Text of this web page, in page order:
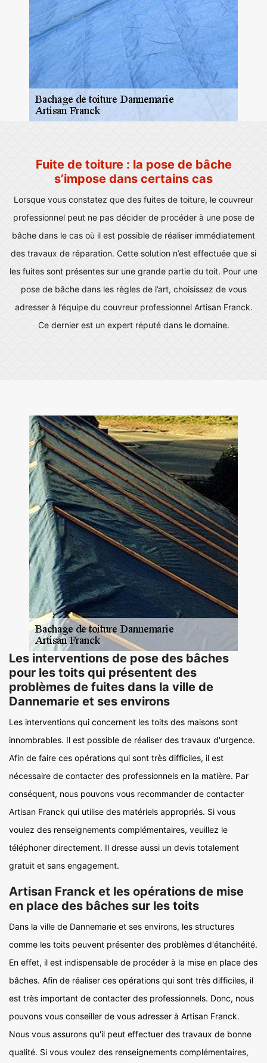
Fuite de toiture : la pose de bâche
s’impose dans certains cas
Lorsque vous constatez que des fuites de toiture, le couvreur
professionnel peut ne pas décider de procéder à une pose de
bâche dans le cas où il est possible de réaliser immédiatement
des travaux de réparation. Cette solution n’est effectuée que si
les fuites sont présentes sur une grande partie du toit. Pour une
pose de bâche dans les règles de l’art, choisissez de vous
adresser à l’équipe du couvreur professionnel Artisan Franck.
Ce dernier est un expert réputé dans le domaine.
Les interventions de pose des bâches
pour les toits qui présentent des
problèmes de fuites dans la ville de
Dannemarie et ses environs
Les interventions qui concernent les toits des maisons sont
innombrables. Il est possible de réaliser des travaux d'urgence.
Afin de faire ces opérations qui sont très difficiles, il est
nécessaire de contacter des professionnels en la matière. Par
conséquent, nous pouvons vous recommander de contacter
Artisan Franck qui utilise des matériels appropriés. Si vous
voulez des renseignements complémentaires, veuillez le
téléphoner directement. Il dresse aussi un devis totalement
gratuit et sans engagement.
Artisan Franck et les opérations de mise
en place des bâches sur les toits
Dans la ville de Dannemarie et ses environs, les structures
comme les toits peuvent présenter des problèmes d'étanchéité.
En effet, il est indispensable de procéder à la mise en place des
bâches. Afin de réaliser ces opérations qui sont très difficiles, il
est très important de contacter des professionnels. Donc, nous
pouvons vous conseiller de vous adresser à Artisan Franck.
Nous vous assurons qu'il peut effectuer des travaux de bonne
qualité. Si vous voulez des renseignements complémentaires,